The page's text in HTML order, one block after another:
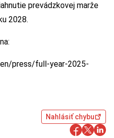
prevádzkovej marže
2028.
press/full-year-2025-
Nahlásiť chybu